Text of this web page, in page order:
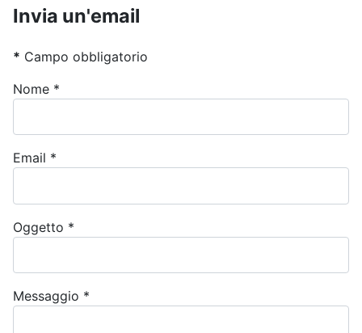
Invia un'email
* Campo obbligatorio
Nome *
Email *
Oggetto *
Messaggio *